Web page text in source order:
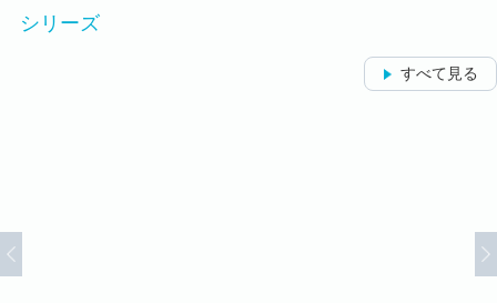
シリーズ
すべて見る